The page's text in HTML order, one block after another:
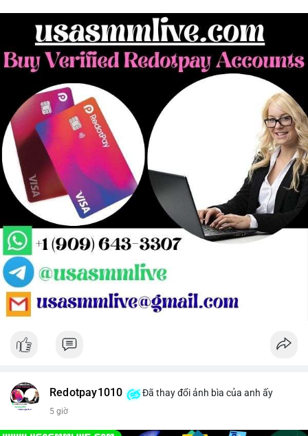
Redotpay1010 Đã thay đổi ảnh bìa của anh ấy
5 giờ